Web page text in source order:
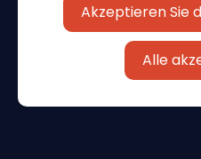
Akzeptieren Sie
Alle